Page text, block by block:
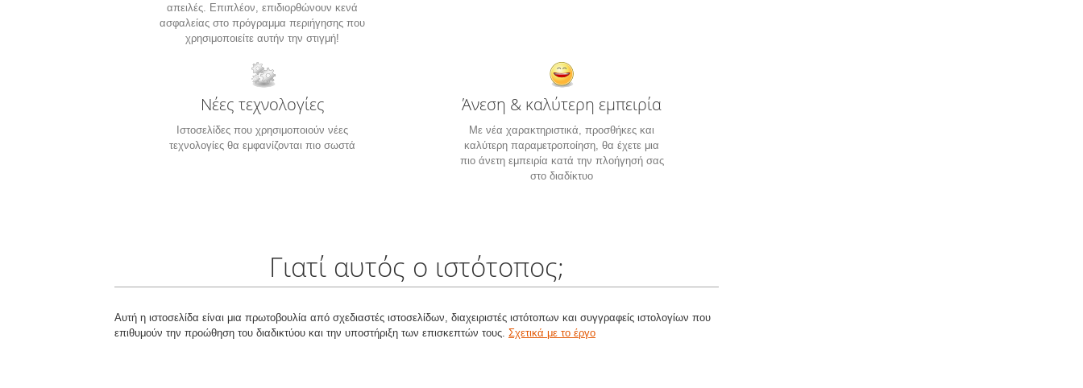
απειλές. Επιπλέον, επιδιορθώνουν κενά
ασφαλείας στο πρόγραμμα περιήγησης που
χρησιμοποιείτε αυτήν την στιγμή!
Νέες τεχνολογίες
Ιστοσελίδες που χρησιμοποιούν νέες
τεχνολογίες θα εμφανίζονται πιο σωστά
Άνεση & καλύτερη εμπειρία
Με νέα χαρακτηριστικά, προσθήκες και
καλύτερη παραμετροποίηση, θα έχετε μια
πιο άνετη εμπειρία κατά την πλοήγησή σας
στο διαδίκτυο
Γιατί αυτός ο ιστότοπος;
Αυτή η ιστοσελίδα είναι μια πρωτοβουλία από σχεδιαστές ιστοσελίδων, διαχειριστές ιστότοπων και συγγραφείς ιστολογίων που
επιθυμούν την προώθηση του διαδικτύου και την υποστήριξη των επισκεπτών τους. Σχετικά με το έργο